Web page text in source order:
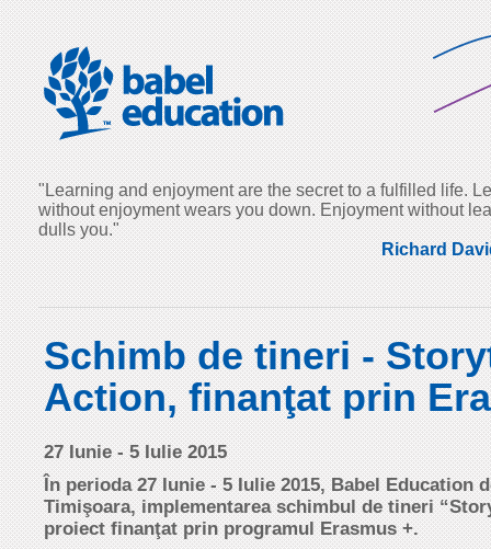
"Learning and enjoyment are the secret to a fulfilled life.
without enjoyment wears you down. Enjoyment without
dulls you."
Richard
Schimb de tineri -
Action, finanţat prin
27 Iunie - 5 Iulie 2015
În perioda 27 Iunie - 5 Iulie 2015, Babel Education
Timişoara, implementarea schimbul de tineri
proiect finanţat prin programul Erasmus +.